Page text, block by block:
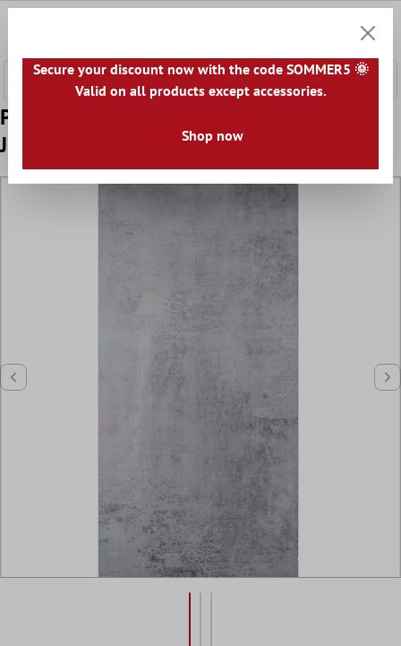
Koszyk
Próbka Płytki Podłogowe Cement Optyka
Juventas Szary 60x120cm
Secure your discount now with the code SOMMER5 🌞
Valid on all products except accessories.
Shop now